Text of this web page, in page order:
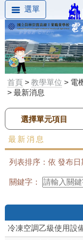
選單
首頁 > 教學單位 > 電
> 最新消息
選擇單元項目
最新消息
列表排序：依 發布日
關鍵字：
冷凍空調乙級使用設